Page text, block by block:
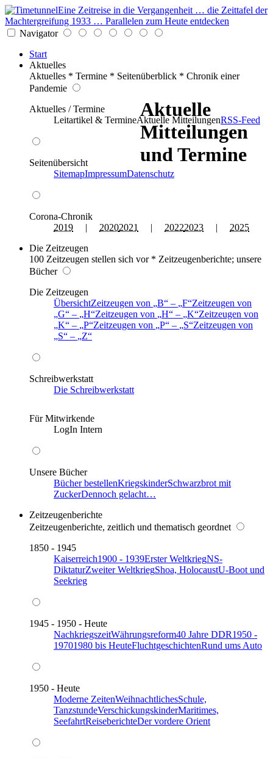
Eine Zeitreise in die Vergangenheit … die Zeittafel der
Machtergreifung 1933 … Parallelen zum Heute entdecken
Navigator
Start
Aktuelles
Aktuelles * Termine * Seitenüberblick * Chronik einer
Pandemie
Aktuelles / Termine
Leitartikel & TermineAktuelle MitteilungenRSS-Feed
Seitenübersicht
SitemapImpressumDatenschutz
Corona-Chronik
2019 | 20202021 | 20222023 | 2025
Die Zeitzeugen
100 Zeitzeugen stellen sich vor * Zeitzeugenberichte; unsere
Bücher
Die Zeitzeugen
ÜbersichtZeitzeugen von B – F Zeitzeugen von
G
– H Zeitzeugen von H – K Zeitzeugen von
K
– P Zeitzeugen von P – S Zeitzeugen von
S
– Z
Schreibwerkstatt
Die Schreibwerkstatt
Für Mitwirkende
LogIn Intern
Unsere Bücher
Bücher bestellenKriegskinderSchwarzbrot mit
ZuckerDennoch gelacht…
Zeitzeugenberichte
Zeitzeugenberichte, zeitlich und thematisch geordnet
1850 - 1945
Kaiserreich1900 - 1939Erster WeltkriegNS-
DiktaturZweiter WeltkriegShoa, HolocaustU-Boot und
Seekrieg
1945 - 1950 - Heute
NachkriegszeitWährungsreform40 Jahre DDR1950 -
19701980 bis HeuteFluchtgeschichtenRund ums Auto
1950 - Heute
Moderne ZeitenWeihnachtlichesSchule,
TanzstundeVerschickungskinderMaritimes,
SeefahrtReiseberichteDer vordere Orient
Aktuelle
Mitteilungen
und Termine